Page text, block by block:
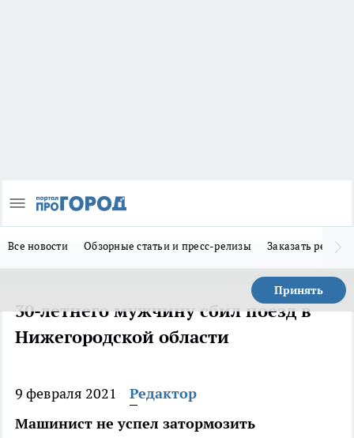
Все новости Обзорные статьи и пресс-релизы Заказать
Принять
30-летнего мужчину сбил поезд в
Нижегородской области
9 февраля 2021
Редактор
Машинист не успел затормозить